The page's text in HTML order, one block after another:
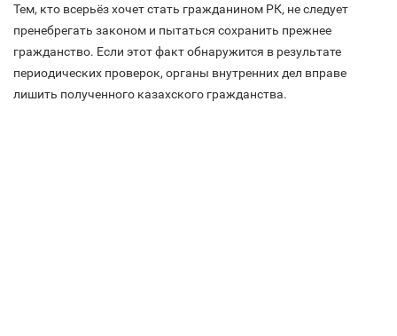
Тем, кто всерьёз хочет стать гражданином РК, не следует
пренебрегать законом и пытаться сохранить прежнее
гражданство. Если этот факт обнаружится в результате
периодических проверок, органы внутренних дел вправе
лишить полученного казахского гражданства.